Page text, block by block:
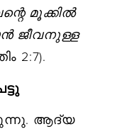
മൂക്കിൽ
ജീവനുള്ള
2:7).
ആദ്യ